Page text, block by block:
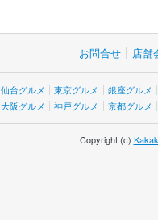
お問合せ 店舗
仙台グルメ 東京グルメ
銀座グルメ
大阪グルメ 神戸グルメ 京都グルメ
Copyright (c)